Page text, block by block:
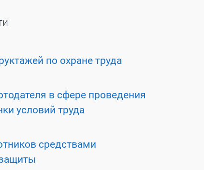
по охране труда
в сфере проведения
условий труда
средствами